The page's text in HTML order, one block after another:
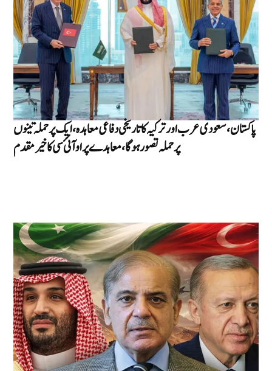
پاکستان، سعودی عرب اور ترکیہ کا تاریخی دفاعی معاہدہ، ایک پر حملہ تینوں
پر حملہ تصور ہوگا ، معاہدے پر او آئئ سی کا خیر مقدم